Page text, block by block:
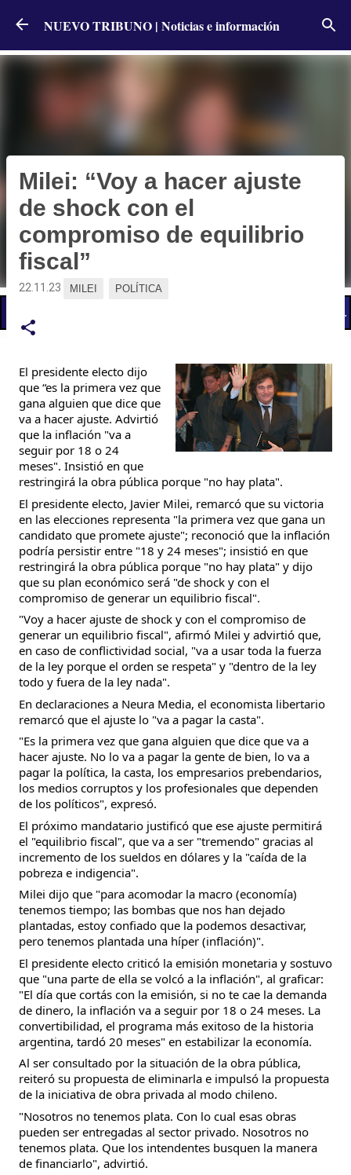
Ir al contenido principal
NUEVO TRIBUNO | Noticias e información
Milei: “Voy a hacer ajuste
de shock con el
compromiso de equilibrio
fiscal”
22.11.23 MILEI POLÍTICA
El presidente electo dijo
que “es la primera vez que
gana alguien que dice que
va a hacer ajuste. Advirtió
que la inflación "va a
seguir por 18 o 24
meses". Insistió en que
restringirá la obra pública porque "no hay plata".
El presidente electo, Javier Milei, remarcó que su victoria
en las elecciones representa "la primera vez que gana un
candidato que promete ajuste"; reconoció que la inflación
podría persistir entre "18 y 24 meses"; insistió en que
restringirá la obra pública porque "no hay plata" y dijo
que su plan económico será "de shock y con el
compromiso de generar un equilibrio fiscal".
"Voy a hacer ajuste de shock y con el compromiso de
generar un equilibrio fiscal", afirmó Milei y advirtió que,
en caso de conflictividad social, "va a usar toda la fuerza
de la ley porque el orden se respeta" y "dentro de la ley
todo y fuera de la ley nada".
En declaraciones a Neura Media, el economista libertario
remarcó que el ajuste lo "va a pagar la casta".
"Es la primera vez que gana alguien que dice que va a
hacer ajuste. No lo va a pagar la gente de bien, lo va a
pagar la política, la casta, los empresarios prebendarios,
los medios corruptos y los profesionales que dependen
de los políticos", expresó.
El próximo mandatario justificó que ese ajuste permitirá
el "equilibrio fiscal", que va a ser "tremendo" gracias al
incremento de los sueldos en dólares y la "caída de la
pobreza e indigencia".
Milei dijo que "para acomodar la macro (economía)
tenemos tiempo; las bombas que nos han dejado
plantadas, estoy confiado que la podemos desactivar,
pero tenemos plantada una híper (inflación)".
El presidente electo criticó la emisión monetaria y sostuvo
que "una parte de ella se volcó a la inflación", al graficar:
"El día que cortás con la emisión, si no te cae la demanda
de dinero, la inflación va a seguir por 18 o 24 meses. La
convertibilidad, el programa más exitoso de la historia
argentina, tardó 20 meses" en estabilizar la economía.
Al ser consultado por la situación de la obra pública,
reiteró su propuesta de eliminarla e impulsó la propuesta
de la iniciativa de obra privada al modo chileno.
"Nosotros no tenemos plata. Con lo cual esas obras
pueden ser entregadas al sector privado. Nosotros no
tenemos plata. Que los intendentes busquen la manera
de financiarlo", advirtió.